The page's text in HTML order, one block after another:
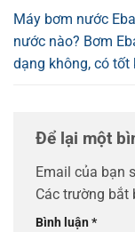
Máy bơm nước
nước nào? Bơm
dạng không, có tốt
Để lại một
Email của bạn
Các trường bắt
Bình luận*